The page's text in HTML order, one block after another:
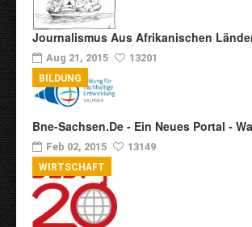
Journalismus Aus Afrikanischen
Aug 21, 2015 13201
Bne-Sachsen.de - Ein Neues Portal -
Feb 02, 2015 13149
BILDUNG
WIRTSCHAFT